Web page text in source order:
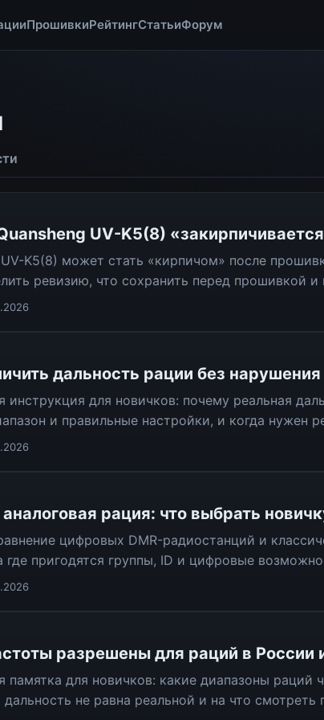
ПрошивкиРейтингСтатьиФорум
UV-K5(8)
UV-K5(8) может стать «кирпичом» после
ревизию, что сохранить перед прошивкой
дальность рации без
инструкция для новичков: почему реальная
и правильные настройки, и когда нужен
аналоговая рация: что выбрать
цифровых DMR-радиостанций и
где пригодятся группы, ID и цифровые
разрешены для раций в России
памятка для новичков: какие диапазоны раций
дальность не равна реальной и на что смотреть